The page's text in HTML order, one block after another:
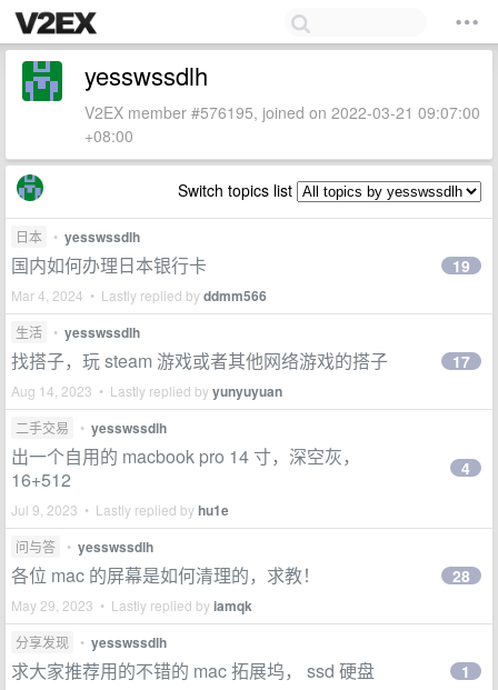
yesswssdlh
V2EX member #576195, joined on 2022-03-21 09:07:00
+08:00
Switch topics list
日本 • yesswssdlh
国内如何办理日本银行卡
Mar 4, 2024 • Lastly replied byddmm566
19
生活 • yesswssdlh
找搭子，玩 steam 游戏或者其他网络游戏的搭子
Aug 14, 2023 • Lastly replied byyunyuyuan
17
二手交易 • yesswssdlh
出一个自用的 macbook pro 14 寸，深空灰，
16+512
Jul 9, 2023 • Lastly replied byhu1e
4
问与答 • yesswssdlh
各位 mac 的屏幕是如何清理的，求教！
May 29, 2023 • Lastly replied byiamqk
28
分享发现 • yesswssdlh
求大家推荐用的不错的 mac 拓展坞， ssd 硬盘 1